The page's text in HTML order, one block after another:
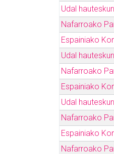
Udal
Nafarroako
Espainiako
Udal
Nafarroako
Espainiako
Udal
Nafarroako
Espainiako
Nafarroako